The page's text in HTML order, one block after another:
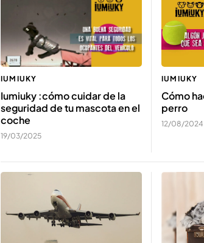
IUMIUKY
Iumiuky :cómo cuidar de la
seguridad de tu mascota en el
coche
19/03/2025
IUMIUKY
Cómo
perro
12/08/2024